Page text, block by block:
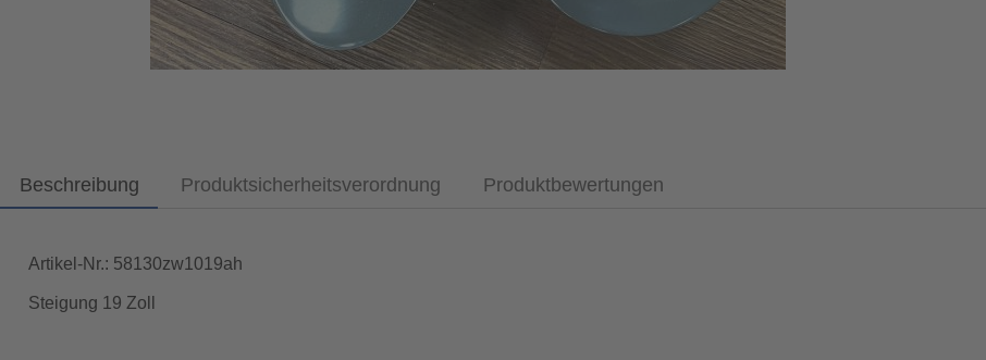
Beschreibung Produktsicherheitsverordnung Produktbewertungen
Artikel-Nr.: 58130zw1019ah
Steigung 19 Zoll